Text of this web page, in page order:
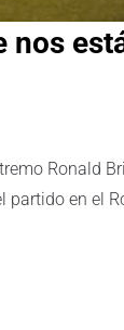
Ronald
partido en el